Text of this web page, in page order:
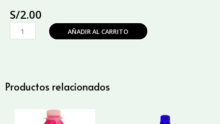
S/2.00
Ambientador
Coco
AÑADIR AL CARRITO
Productos relacionados